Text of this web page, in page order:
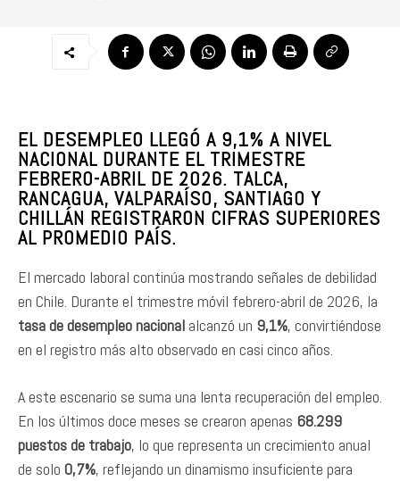
EL DESEMPLEO LLEGÓ A 9,1% A NIVEL
NACIONAL DURANTE EL TRIMESTRE
FEBRERO-ABRIL DE 2026. TALCA,
RANCAGUA, VALPARAÍSO, SANTIAGO Y
CHILLÁN REGISTRARON CIFRAS SUPERIORES
AL PROMEDIO PAÍS.
El mercado laboral continúa mostrando señales de debilidad
en Chile. Durante el trimestre móvil febrero-abril de 2026, la
tasa de desempleo nacional alcanzó un 9,1%, convirtiéndose
en el registro más alto observado en casi cinco años.
A este escenario se suma una lenta recuperación del empleo.
En los últimos doce meses se crearon apenas 68.299
puestos de trabajo, lo que representa un crecimiento anual
de solo 0,7%, reflejando un dinamismo insuficiente para